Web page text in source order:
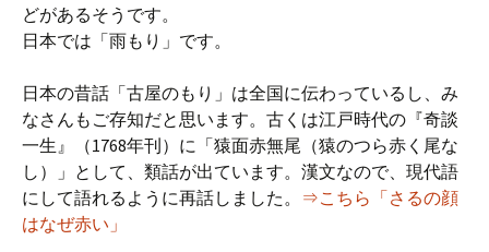
どがあるそうです。
日本では「雨もり」です。
日本の昔話「古屋のもり」は全国に伝わっているし、み
なさんもご存知だと思います。古くは江戸時代の『奇談
一生』（1768年刊）に「猿面赤無尾（猿のつら赤く尾な
し）」として、類話が出ています。漢文なので、現代語
にして語れるように再話しました。 ⇒こちら「さるの顔
はなぜ赤い」